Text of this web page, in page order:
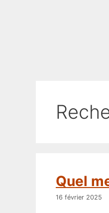
Quel
16 février 2025